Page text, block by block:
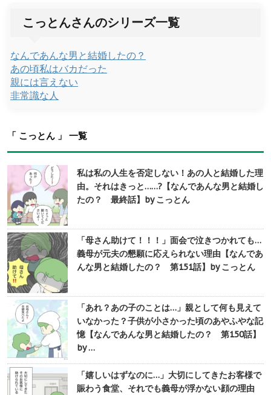
こっとんさんのシリーズ一覧
なんであんな男と結婚したの？
あの頃私はバカだった
親には言えない
非常識な人
「 こっとん 」 一覧
私は私の人生を否定しない！あの人と結婚した理
由。それはきっと……?【なんであんな男と結婚し
たの？ 最終話】by こっとん
「母さん助けて！！！」面会で泣きつかれても…
義母が元夫の懇願に応えられない理由【なんであ
んな男と結婚したの？ 第151話】by こっとん
「あれ？あの子のことは…」親として何も見えて
いなかった？子供が小さかった頃のあやふやな記
憶【なんであんな男と結婚したの？ 第150話】
by …
「嬉しいはずなのに…」大切にしてきたお客様で
賑わう食堂、それでも義母が浮かない顔の理由